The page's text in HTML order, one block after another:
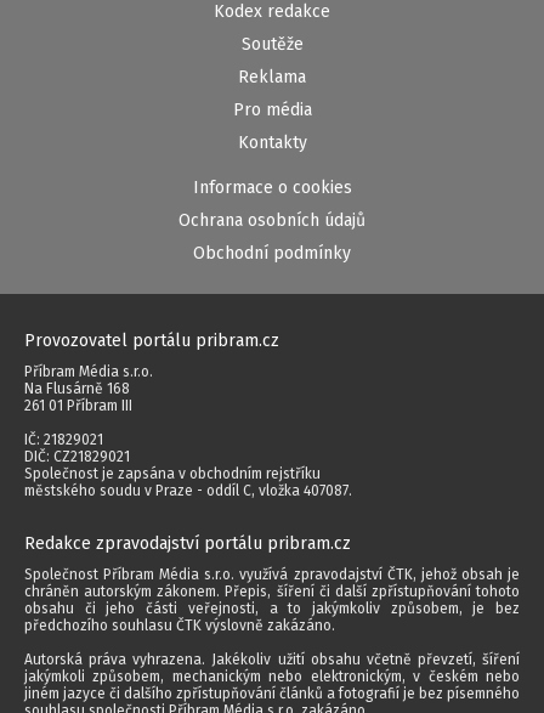
Kodex redakce
Soutěže
Reklama
Pro média
Kontakty
Informace o cookies
Ochrana osobních údajů
Obchodní podmínky
Provozovatel portálu pribram.cz
Příbram Média s.r.o.
Na Flusárně 168
261 01 Příbram III
IČ: 21829021
DIČ: CZ21829021
Společnost je zapsána v obchodním rejstříku
městského soudu v Praze - oddíl C, vložka 407087.
Redakce zpravodajství portálu pribram.cz
Společnost Příbram Média s.r.o. využívá zpravodajství ČTK, jehož obsah je
chráněn autorským zákonem. Přepis, šíření či další zpřístupňování tohoto
obsahu či jeho části veřejnosti, a to jakýmkoliv způsobem, je bez
předchozího souhlasu ČTK výslovně zakázáno.
Autorská práva vyhrazena. Jakékoliv užití obsahu včetně převzetí, šíření
jakýmkoli způsobem, mechanickým nebo elektronickým, v českém nebo
jiném jazyce či dalšího zpřístupňování článků a fotografií je bez písemného